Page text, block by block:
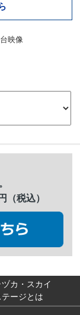
映像
税込）
ヅカ・スカイ
テージとは